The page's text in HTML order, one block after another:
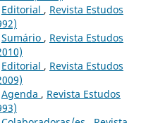
Editorial , Revista Estudos
Sumário , Revista Estudos
Editorial , Revista Estudos
Agenda , Revista Estudos